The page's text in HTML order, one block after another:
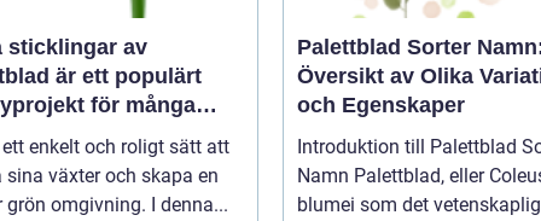
sticklingar av
är ett populärt
för många
enkelt och roligt sätt att
sina växter och skapa en
grön omgivning. I denna...
Palettblad Sorter
Översikt av Olika
och Egenskaper
Introduktion till Palettblad
Namn Palettblad, eller Coleus
blumei som det